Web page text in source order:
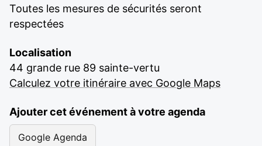
Toutes les mesures de sécurités seront
respectées
Localisation
44 grande rue 89 sainte-vertu
Calculez votre itinéraire avec Google Maps
Ajouter cet événement à votre agenda
Google Agenda